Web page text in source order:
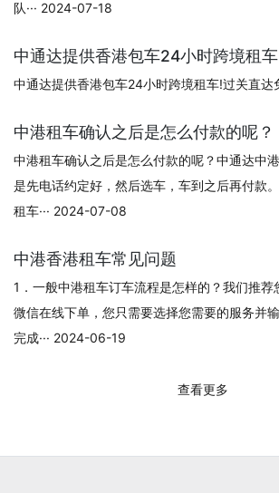
队··· 2024-07-18
中通达提供香港包车24小时跨境租车!
中通达提供香港包车24小时跨境租车!过关直
中港租车确认之后是怎么付款的呢？
中港租车确认之后是怎么付款的呢？中通达中
是先电话约定好，然后选车，车到之后再付款
租车··· 2024-07-08
中港香港租车常见问题
1．一般中港租车订车流程是怎样的？我们推荐
微信在线下单，您只需要选择您需要的服务并
完成··· 2024-06-19
查看更多